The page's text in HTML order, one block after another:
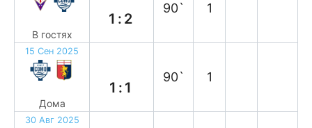
В гостях
1:2
90` 1
15 Сен 2025
Дома
1:1
90` 1
30 Авг 2025